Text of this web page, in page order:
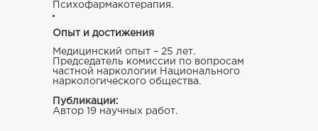
Психофармакотерапия.
Опыт и достижения
Медицинский опыт – 25 лет.
Председатель комиссии по вопросам
частной наркологии Национального
наркологического общества.
Публикации:
Автор 19 научных работ.